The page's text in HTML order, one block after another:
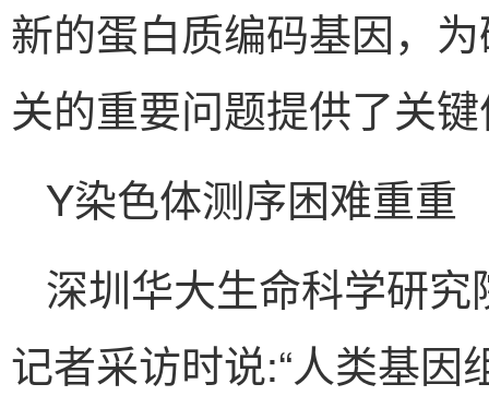
新的蛋白质编码基因，
关的重要问题提供了关
Y染色体测序困难重重
深圳华大生命科学研
记者采访时说:“人类基